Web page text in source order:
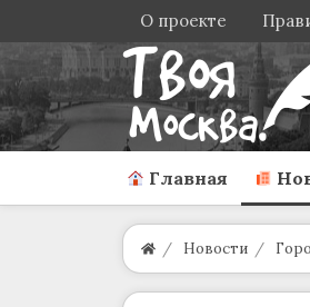
О проекте
Главная
Новости